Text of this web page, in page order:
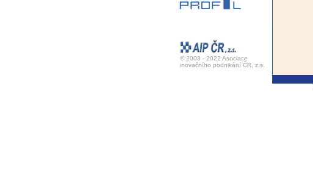
© 2003 - 2022 Asociace
inovačního podnikání ČR, z.s.